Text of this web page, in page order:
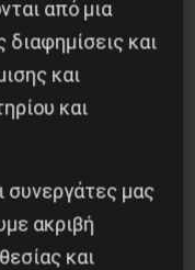
και
από μια
διαφημίσεις και
και
και
συνεργάτες μας
ακριβή
και